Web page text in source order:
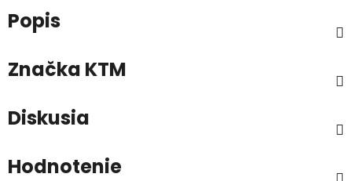
Popis
Značka KTM
Diskusia
Hodnotenie